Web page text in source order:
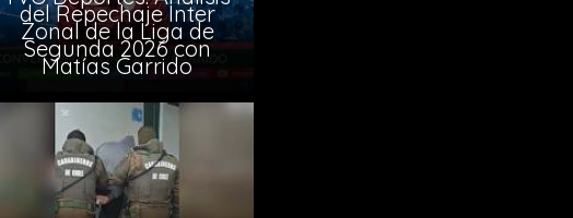
del Repechaje Inter
Zonal de la Liga de
Segunda 2026 con
Matías Garrido